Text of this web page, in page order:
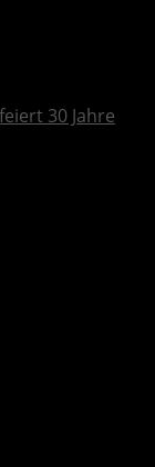
feiert 30 Jahre